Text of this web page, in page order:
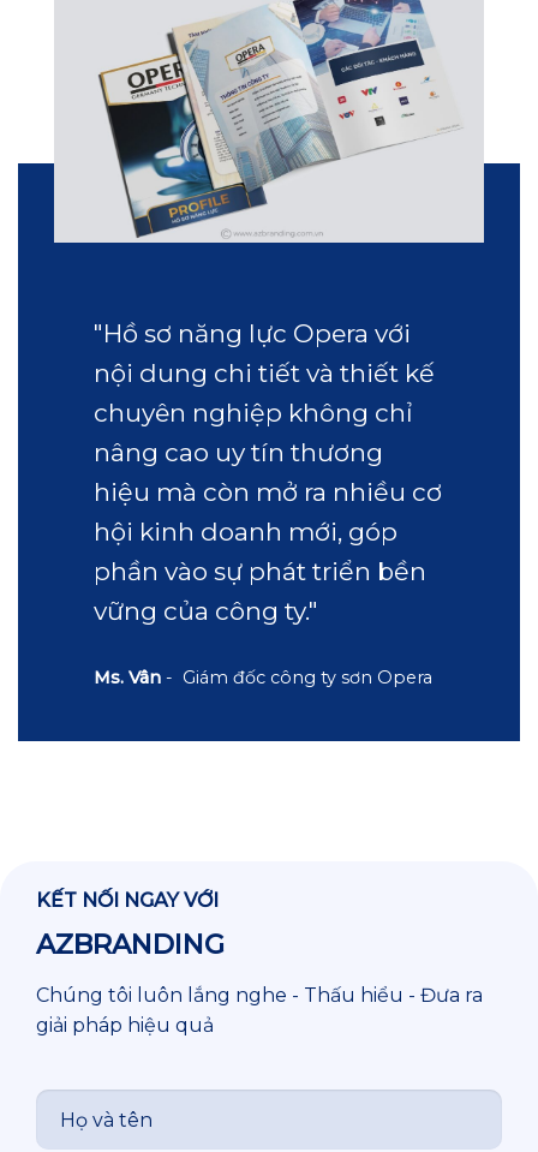
"Hồ sơ năng lực Opera với
nội dung chi tiết và thiết kế
chuyên nghiệp không chỉ
nâng cao uy tín thương
hiệu mà còn mở ra nhiều cơ
hội kinh doanh mới, góp
phần vào sự phát triển bền
vững của công ty."
Ms. Vân- Giám đốc công ty sơn Opera
KẾT NỐI NGAY VỚI
AZBRANDING
Chúng tôi luôn lắng nghe - Thấu hiểu - Đưa ra
giải pháp hiệu quả